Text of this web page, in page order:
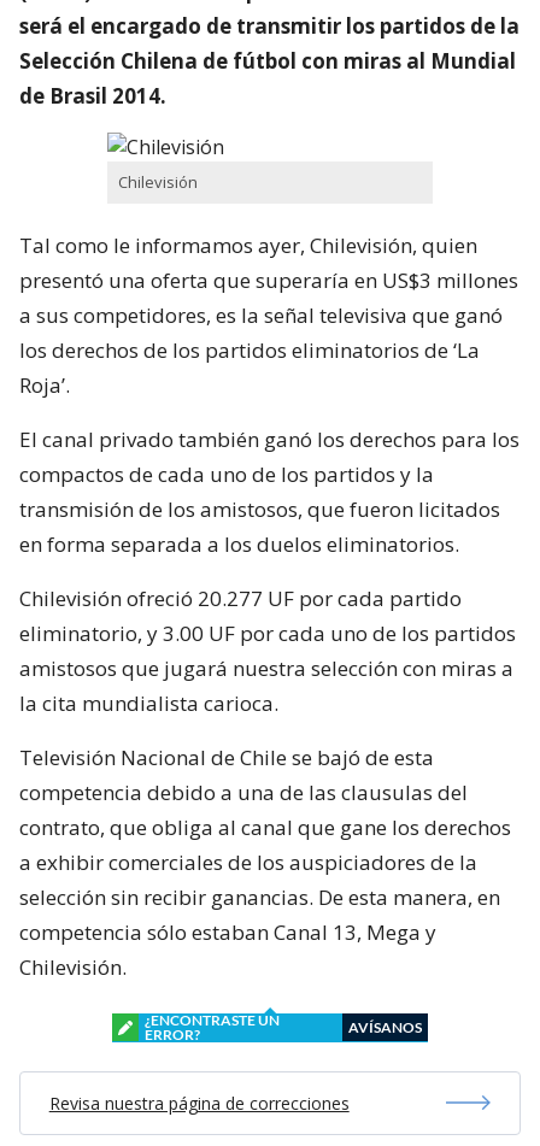
será el encargado de transmitir los partidos de la
Selección Chilena de fútbol con miras al Mundial
de Brasil 2014.
Chilevisión
Tal como le informamos ayer, Chilevisión, quien
presentó una oferta que superaría en US$3 millones
a sus competidores, es la señal televisiva que ganó
los derechos de los partidos eliminatorios de ‘La
Roja’.
El canal privado también ganó los derechos para los
compactos de cada uno de los partidos y la
transmisión de los amistosos, que fueron licitados
en forma separada a los duelos eliminatorios.
Chilevisión ofreció 20.277 UF por cada partido
eliminatorio, y 3.00 UF por cada uno de los partidos
amistosos que jugará nuestra selección con miras a
la cita mundialista carioca.
Televisión Nacional de Chile se bajó de esta
competencia debido a una de las clausulas del
contrato, que obliga al canal que gane los derechos
a exhibir comerciales de los auspiciadores de la
selección sin recibir ganancias. De esta manera, en
competencia sólo estaban Canal 13, Mega y
Chilevisión.
¿ENCONTRASTE UN
ERROR?
AVÍSANOS
Revisa nuestra página de correcciones